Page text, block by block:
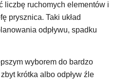
liczbę ruchomych elementów i
prysznica. Taki układ
odpływu, spadku
wyborem do bardzo
krótka albo odpływ źle